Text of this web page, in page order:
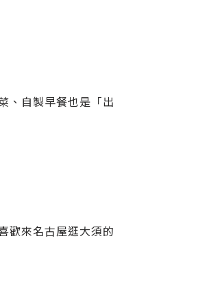
、自製早餐也是「出
歡來名古屋逛大須的